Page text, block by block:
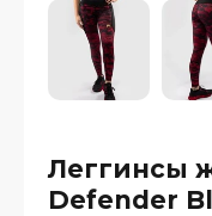
Леггинсы
Defender